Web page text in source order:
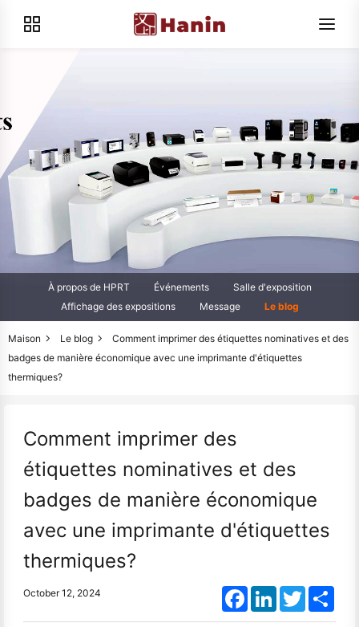
À propos de HPRT Événements
Salle d'exposition
Affichage des expositions
Message Le blog
Maison Le blog
Comment imprimer des étiquettes nominatives et des
badges de manière économique avec une imprimante d'étiquettes
thermiques?
Comment imprimer des
étiquettes nominatives et des
badges de manière économique
avec une imprimante d'étiquettes
thermiques?
October 12, 2024 FacebookLinkedInTwitter